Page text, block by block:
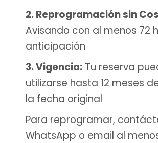
2. Reprogramación sin
Avisando con al menos 72
anticipación
3. Vigencia: Tu reserva
utilizarse hasta 12 meses
la fecha original
Para reprogramar,
WhatsApp o email al